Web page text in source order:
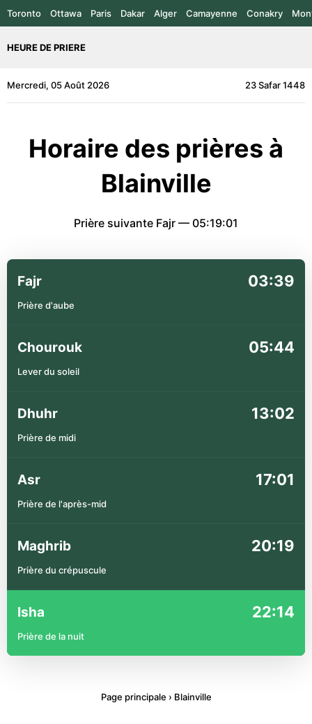
Toronto Ottawa Paris Dakar Alger Camayenne Conakry
HEURE DE PRIERE
Mercredi, 05 Août 2026 23 Safar 1448
Horaire des prières à
Blainville
Prière suivante Fajr — 05:19:01
Fajr 03:39
Prière d'aube
Chourouk 05:44
Lever du soleil
Dhuhr 13:02
Prière de midi
Asr 17:01
Prière de l'après-mid
Maghrib 20:19
Prière du crépuscule
Isha 22:14
Prière de la nuit
Page principale › Blainville